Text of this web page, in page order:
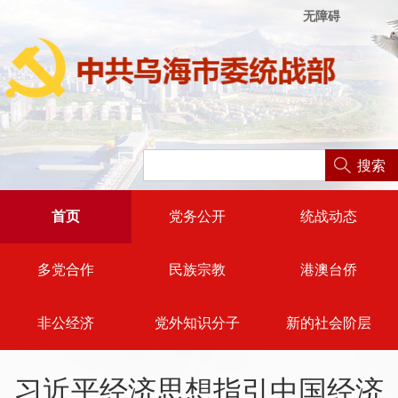
无障碍
搜索
首页 党务公开 统战动态
多党合作 民族宗教 港澳台侨
非公经济 党外知识分子 新的社会阶层
习近平经济思想指引中国经济